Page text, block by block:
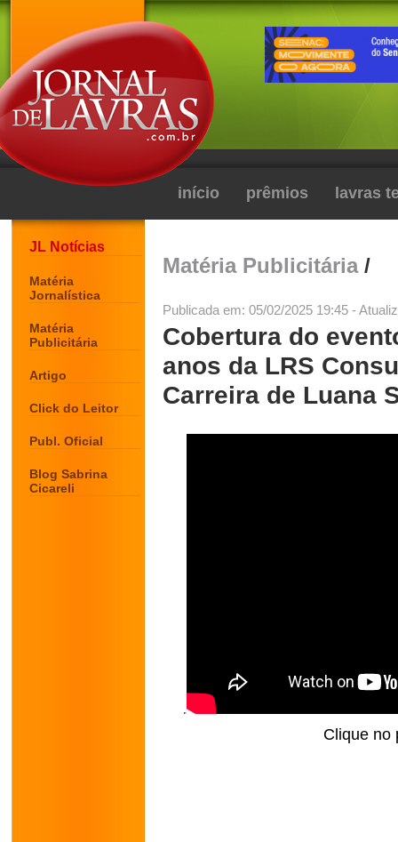
início prêmios lavras
JL Notícias
Matéria
Jornalística
Matéria
Publicitária
Artigo
Click do Leitor
Publ. Oficial
Blog Sabrina
Cicareli
Matéria Publicitária/
Publicada em: 05/02/2025 19:45 -
Cobertura do
anos da LRS
Carreira de Luana
Clique no